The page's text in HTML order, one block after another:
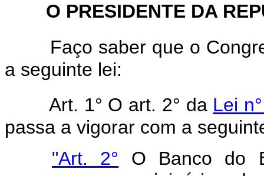
O PRESIDENTE DA
Faço saber que o
a seguinte lei:
Art. 1° O art. 2° da Lei
passa a vigorar com a
"Art. 2° O Banco do